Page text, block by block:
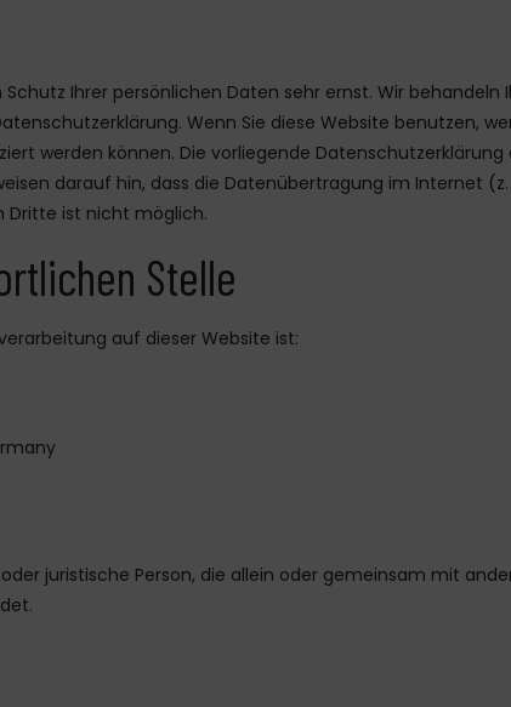
Ihrer persönlichen Daten sehr ernst. Wir
Wenn Sie diese Website benutzen,
werden können. Die vorliegende
darauf hin, dass die Datenübertragung im Internet
Dritte ist nicht möglich.
Stelle
auf dieser Website ist:
juristische Person, die allein oder gemeinsam mit